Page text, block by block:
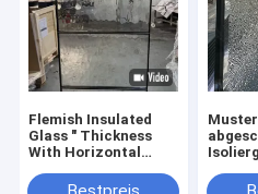
Flemish Insulated
Glass " Thickness
With Horizontal
Fiberglass Doors